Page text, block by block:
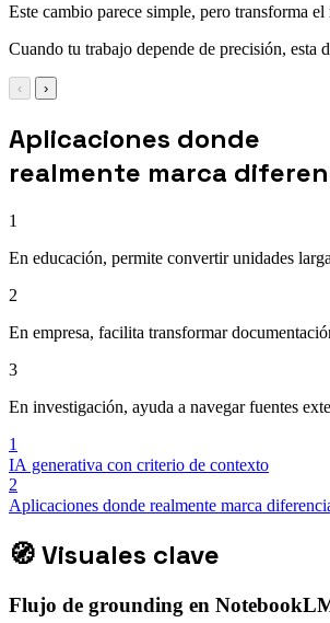
Este cambio parece simple, pero transforma
Cuando tu trabajo depende de precisión, esta
‹ ›
Aplicaciones donde
realmente marca
1
En educación, permite convertir unidades
2
En empresa, facilita transformar
3
En investigación, ayuda a navegar fuentes
1
IA generativa con criterio de contexto
2
Aplicaciones donde realmente marca
🧭Visuales clave
Flujo de grounding en